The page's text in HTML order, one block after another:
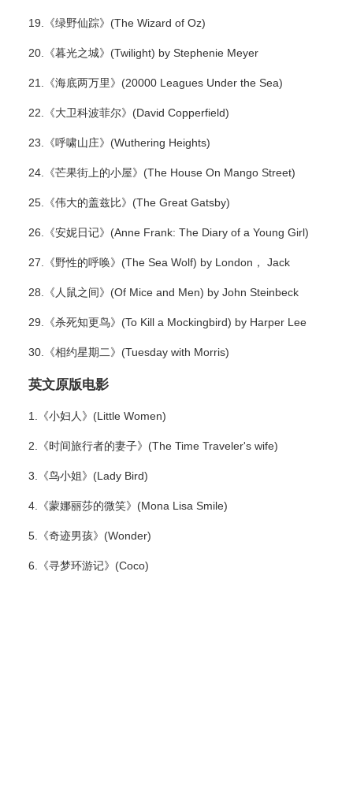
19.《绿野仙踪》(The Wizard of Oz)
20.《暮光之城》(Twilight) by Stephenie Meyer
21.《海底两万里》(20000 Leagues Under the Sea)
22.《大卫科波菲尔》(David Copperfield)
23.《呼啸山庄》(Wuthering Heights)
24.《芒果街上的小屋》(The House On Mango Street)
25.《伟大的盖兹比》(The Great Gatsby)
26.《安妮日记》(Anne Frank: The Diary of a Young Girl)
27.《野性的呼唤》(The Sea Wolf) by London， Jack
28.《人鼠之间》(Of Mice and Men) by John Steinbeck
29.《杀死知更鸟》(To Kill a Mockingbird) by Harper Lee
30.《相约星期二》(Tuesday with Morris)
英文原版电影
1.《小妇人》(Little Women)
2.《时间旅行者的妻子》(The Time Traveler's wife)
3.《鸟小姐》(Lady Bird)
4.《蒙娜丽莎的微笑》(Mona Lisa Smile)
5.《奇迹男孩》(Wonder)
6.《寻梦环游记》(Coco)